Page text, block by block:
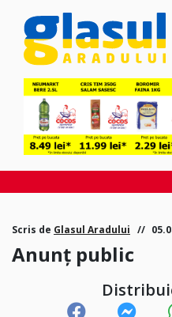
Scris de Glasul Aradului
Anunț public